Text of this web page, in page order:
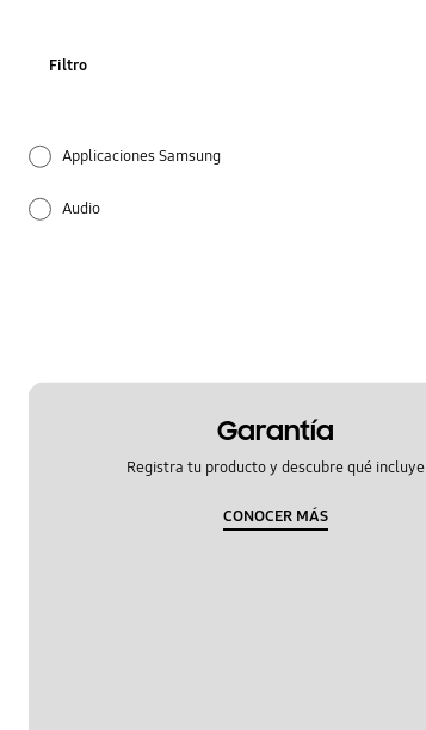
Filtro
Applicaciones Samsung
Audio
Hardware
Garantía
Registra tu producto y descubre qué incluye
CONOCER MÁS